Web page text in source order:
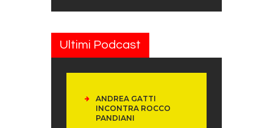
Ultimi Podcast
ANDREA GATTI
INCONTRA ROCCO
PANDIANI